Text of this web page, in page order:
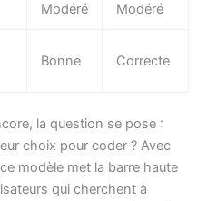
Modéré Modéré
Bonne Correcte
la question se pose :
choix pour coder ? Avec
modèle met la barre haute
qui cherchent à